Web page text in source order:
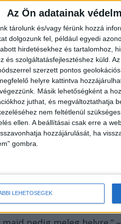
Az Ön adatainak
tárolunk és/vagy férünk hozzá
dolgozunk fel, például egyedi
hirdetésekhez és tartalomhoz,
és szolgáltatásfejlesztéshez küld.
szerzett pontos
helyre kattintva
Másik lehetőségként a
juthat, és megváltoztathatja
nem feltétlenül
ellen. A beállításai csak erre a
hozzájárulását, ha
gombra.
LEHETŐSÉGEK
dr. Debreceni
“A hideg víz viszonylag
működését. Hideg
lelassul, beszűkül,
a
zavarok valószínűsége
idegrendszer egy
ezért nem jut
Amennyiben az újévi
beszűkül, a